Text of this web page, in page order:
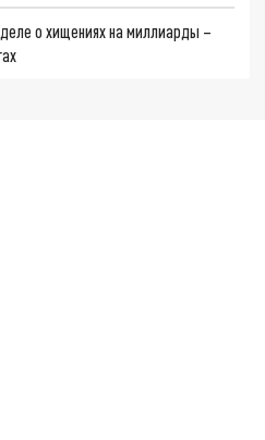
о хищениях на миллиарды –